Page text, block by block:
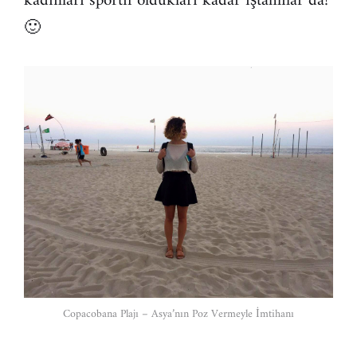
🙂
Copacobana Plajı – Asya’nın Poz Vermeyle İmtihanı